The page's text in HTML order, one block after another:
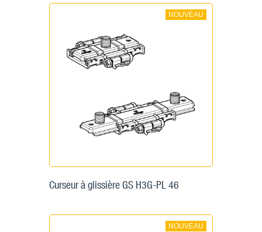
NOUVEAU
Curseur à glissière GS H3G-PL 46
NOUVEAU